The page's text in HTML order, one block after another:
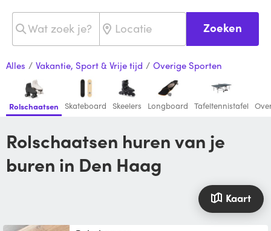
Zoeken
Alles / Vakantie, Sport & Vrije tijd / Overige Sporten
Rolschaatsen Skateboard Skeelers Longboard Tafeltennistafel
Rolschaatsen huren van je
buren in Den Haag
Kaart